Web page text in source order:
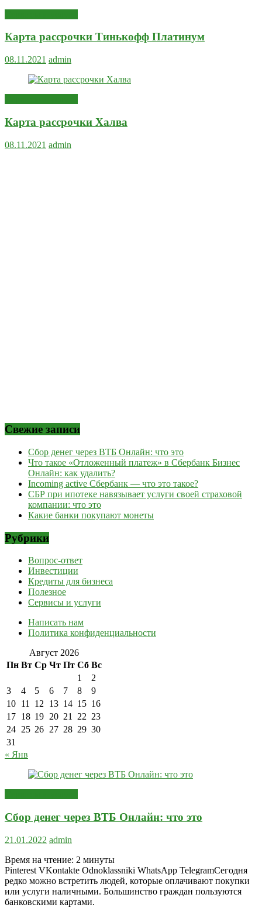
Карта рассрочки Тинькофф Платинум
08.11.2021 admin
Карта рассрочки Халва
08.11.2021 admin
Свежие записи
Сбор денег через ВТБ Онлайн: что это
Что такое «Отложенный платеж» в Сбербанк Бизнес
Онлайн: как удалить?
Incoming active Сбербанк — что это такое?
СБР при ипотеке навязывает услуги своей страховой
компании: что это
Какие банки покупают монеты
Рубрики
Вопрос-ответ
Инвестиции
Кредиты для бизнеса
Полезное
Сервисы и услуги
Написать нам
Политика конфиденциальности
Август 2026
Пн Вт Ср Чт Пт Сб Вс
1
2
3
4 5 6 7 8
9
10 11 12 13 14 15 16
17 18 19 20 21 22 23
24 25 26 27 28 29 30
31
« Янв
Сбор денег через ВТБ Онлайн: что это
21.01.2022 admin
Время на чтение: 2 минуты
Pinterest VKontakte Odnoklassniki WhatsApp TelegramСегодня
редко можно встретить людей, которые оплачивают покупки
или услуги наличными. Большинство граждан пользуются
банковскими картами.